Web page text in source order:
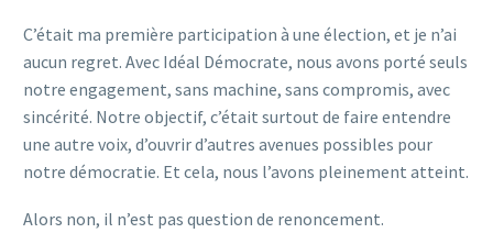
C’était ma première participation à une élection, et je n’ai
aucun regret. Avec Idéal Démocrate, nous avons porté seuls
notre engagement, sans machine, sans compromis, avec
sincérité. Notre objectif, c’était surtout de faire entendre
une autre voix, d’ouvrir d’autres avenues possibles pour
notre démocratie. Et cela, nous l’avons pleinement atteint.
Alors non, il n’est pas question de renoncement.